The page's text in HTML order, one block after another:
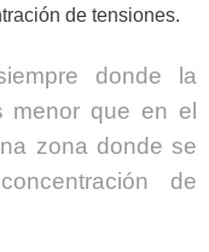
de tensiones.
donde la
menor que en el
zona donde se
de